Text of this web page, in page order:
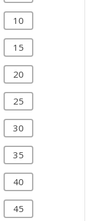
10
15
20
25
30
35
40
45